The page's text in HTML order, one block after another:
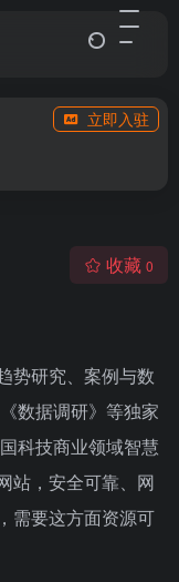
立即入驻
收藏 0
势研究、案例与数
数据调研》等独家
科技商业领域智慧
站，安全可靠、网
需要这方面资源可